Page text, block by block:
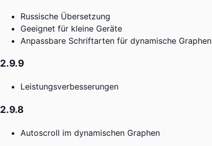
Russische Übersetzung
Geeignet für kleine Geräte
Anpassbare Schriftarten für dynamische Graphen
2.9.9
Leistungsverbesserungen
2.9.8
Autoscroll im dynamischen Graphen